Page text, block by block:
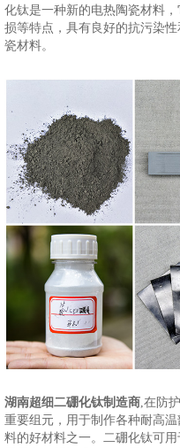
化钛是一种新的电热陶瓷材料
损等特点，具有良好的抗污染
瓷材料。
湖南超细二硼化钛制造商,在防
重要组元，用于制作各种耐高
料的好材料之一。二硼化钛可